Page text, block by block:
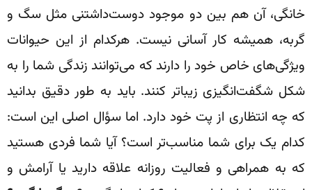
خانگی، آن هم بین دو موجود دوست‌داشتنی مثل سگ و
گربه، همیشه کار آسانی نیست. هرکدام از این حیوانات
ویژگی‌های خاص خود را دارند که می‌توانند زندگی شما را به
شکل شگفت‌انگیزی زیباتر کنند. باید به طور دقیق بدانید
که چه انتظاری از پت خود دارد. اما سؤال اصلی این است:
کدام یک برای شما مناسب‌تر است؟ آیا شما فردی هستید
که به همراهی و فعالیت روزانه علاقه دارید یا آرامش و